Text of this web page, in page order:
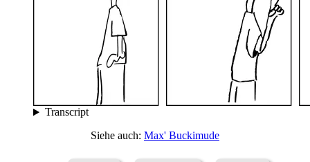
Transcript
Siehe auch: Max' Buckimude